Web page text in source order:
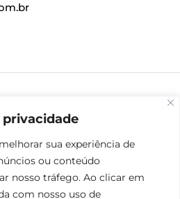
privacidade
sua experiência de
ou conteúdo
nosso tráfego. Ao clicar em
com nosso uso de